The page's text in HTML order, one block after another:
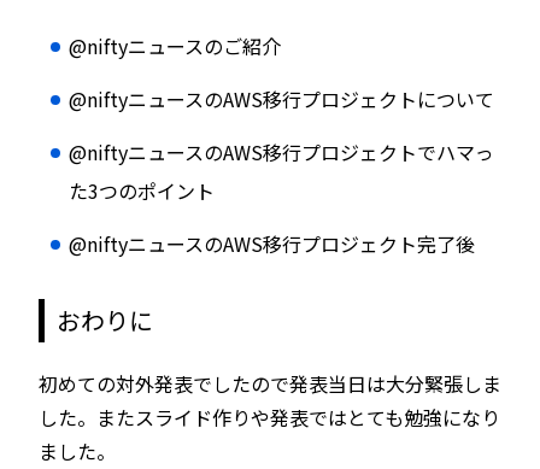
@niftyニュースのご紹介
@niftyニュースのAWS移行プロジェクトについて
@niftyニュースのAWS移行プロジェクトでハマっ
た3つのポイント
@niftyニュースのAWS移行プロジェクト完了後
おわりに
初めての対外発表でしたので発表当日は大分緊張しま
した。またスライド作りや発表ではとても勉強になり
ました。